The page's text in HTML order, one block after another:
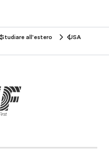
Studiare all'estero
USA